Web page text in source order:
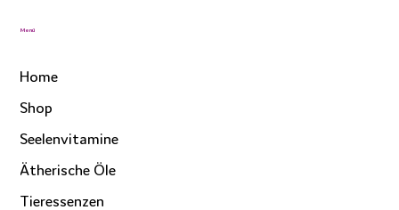
Menü
Home
Shop
Seelenvitamine
Ätherische Öle
Tieressenzen